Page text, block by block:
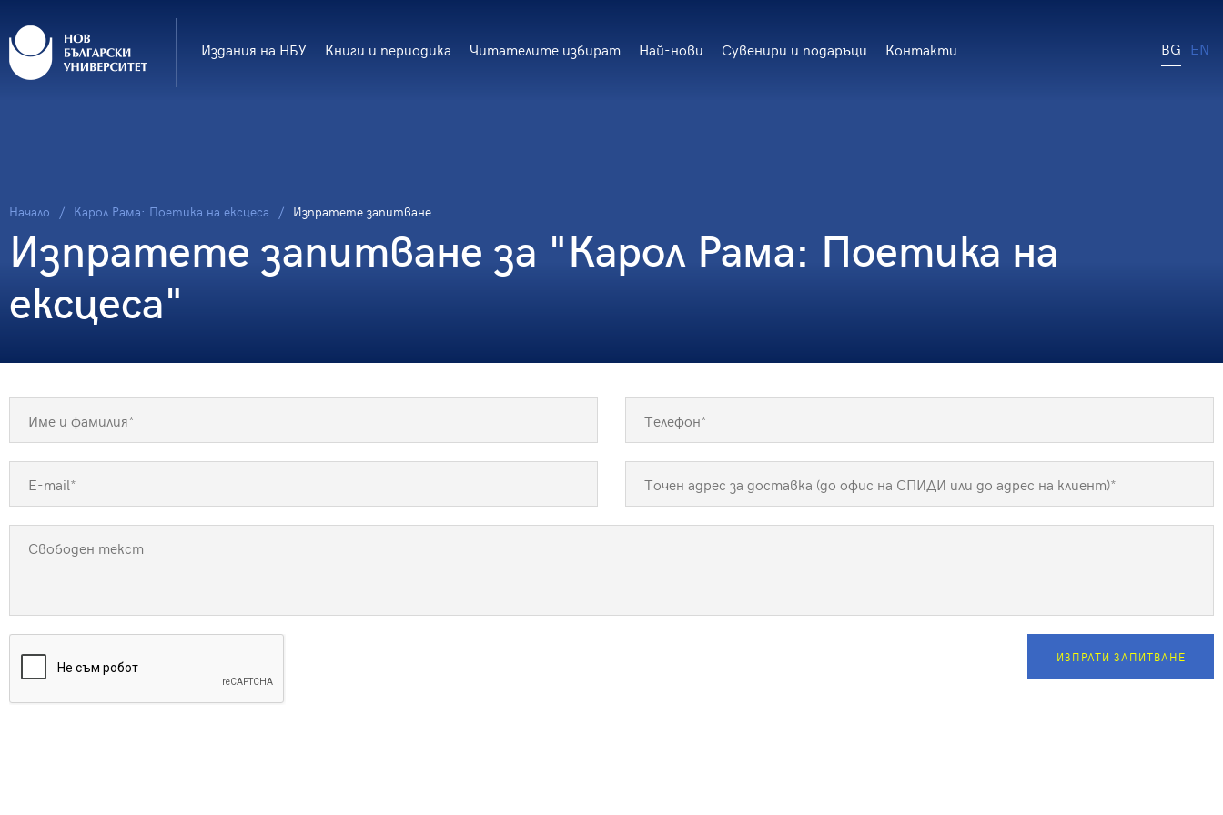
Издания на НБУ Книги и периодика Читателите избират Най-нови Сувенири и подаръци Контакти BG EN
Начало Карол Рама: Поетика на ексцеса Изпратете запитване
Изпратете запитване за "Карол Рама: Поетика на
ексцеса"
ИЗПРАТИ ЗАПИТВАНЕ